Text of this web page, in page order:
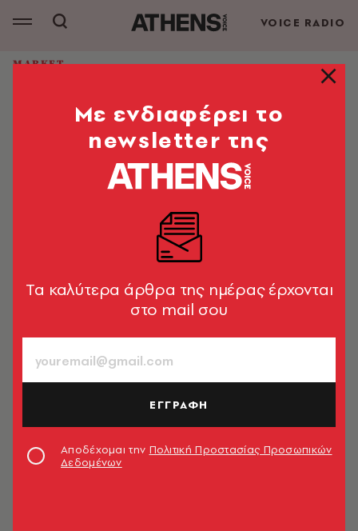
VOICE RADIO
MARKET
Η νέα χριστουγεννιάτικη καμπάνια
της CANDIA: «Το Μαγικό
Εργοστάσιο με τα Ξωτικά»
Η CANDIA αναζητά ξωτικά για να δημιουργήσουν τα
πιο αναπαυτικά στρώματα ύπνου με το χέρι!
1’ ΔΙΑΒΑΣΜΑ
Mε ενδιαφέρει το
newsletter της
Tα καλύτερα άρθρα της ημέρας έρχονται
στο mail σου
ΕΓΓΡΑΦΗ
Αποδέχομαι την Πολιτική Προστασίας Προσωπικών
Δεδομένων